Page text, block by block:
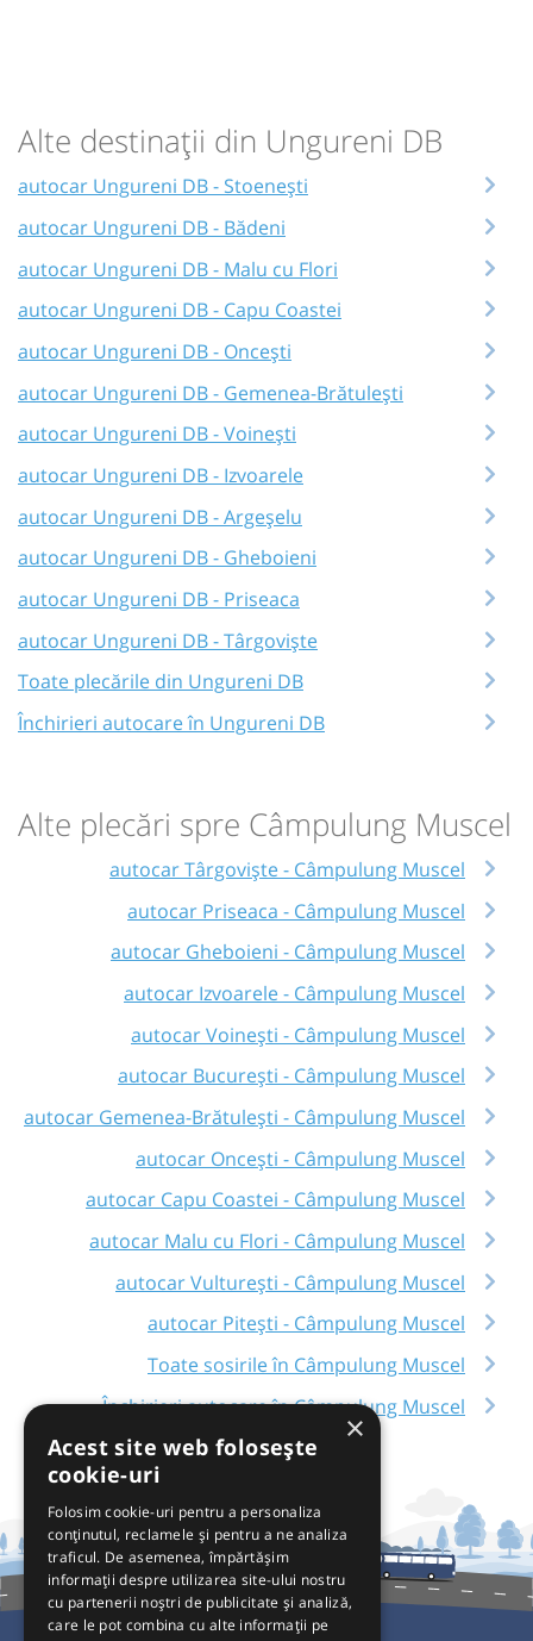
Alte destinații din Ungureni DB
autocar Ungureni DB - Stoenești
autocar Ungureni DB - Bădeni
autocar Ungureni DB - Malu cu Flori
autocar Ungureni DB - Capu Coastei
autocar Ungureni DB - Oncești
autocar Ungureni DB - Gemenea-Brătulești
autocar Ungureni DB - Voinești
autocar Ungureni DB - Izvoarele
autocar Ungureni DB - Argeșelu
autocar Ungureni DB - Gheboieni
autocar Ungureni DB - Priseaca
autocar Ungureni DB - Târgoviște
Toate plecările din Ungureni DB
Închirieri autocare în Ungureni DB
Alte plecări spre Câmpulung Muscel
autocar Târgoviște - Câmpulung Muscel
autocar Priseaca - Câmpulung Muscel
autocar Gheboieni - Câmpulung Muscel
autocar Izvoarele - Câmpulung Muscel
autocar Voinești - Câmpulung Muscel
autocar București - Câmpulung Muscel
autocar Gemenea-Brătulești - Câmpulung Muscel
autocar Oncești - Câmpulung Muscel
autocar Capu Coastei - Câmpulung Muscel
autocar Malu cu Flori - Câmpulung Muscel
autocar Vulturești - Câmpulung Muscel
autocar Pitești - Câmpulung Muscel
Toate sosirile în Câmpulung Muscel
Închirieri autocare în Câmpulung Muscel
×
Acest site web folosește
cookie-uri
Folosim cookie-uri pentru a personaliza
conținutul, reclamele și pentru a ne analiza
traficul. De asemenea, împărtășim
informații despre utilizarea site-ului nostru
cu partenerii noștri de publicitate și analiză,
care le pot combina cu alte informații pe